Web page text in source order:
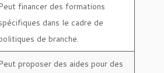
Peut financer des formations
dans le cadre de
de branche.
Peut proposer des aides pour des